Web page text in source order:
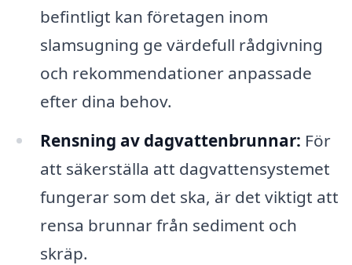
befintligt kan företagen inom
slamsugning ge värdefull rådgivning
och rekommendationer anpassade
efter dina behov.
Rensning av dagvattenbrunnar: För
att säkerställa att dagvattensystemet
fungerar som det ska, är det viktigt att
rensa brunnar från sediment och
skräp.